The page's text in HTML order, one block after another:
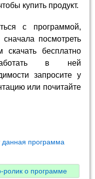
купить продукт.
с программой,
посмотреть
скачать бесплатно
в ней
запросите у
или почитайте
данная программа
ролик о программе